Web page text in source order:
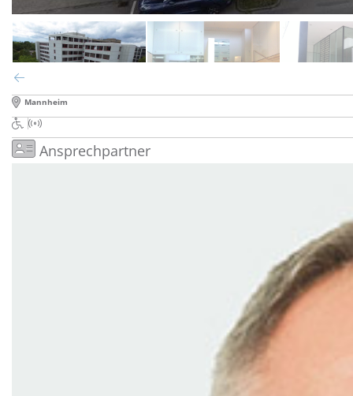
Mannheim
Ansprechpartner